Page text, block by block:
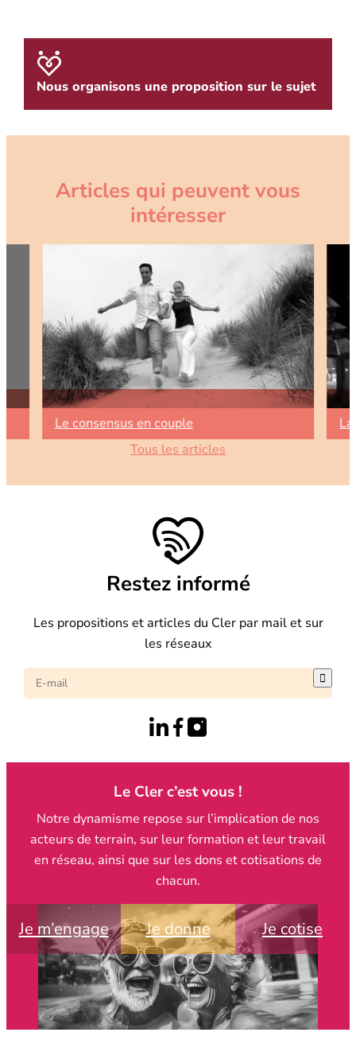
Nous organisons une proposition sur le sujet
Articles qui peuvent vous
intéresser
Le consensus en couple
Tous les articles
Restez informé
Les propositions et articles du Cler par mail et sur
les réseaux

Le Cler c’est vous !
Notre dynamisme repose sur l’implication de nos
acteurs de terrain, sur leur formation et leur travail
en réseau, ainsi que sur les dons et cotisations de
chacun.
Je m’engage Je donne Je cotise